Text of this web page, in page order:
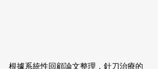
根據系統性回顧論文整理，針刀治療的